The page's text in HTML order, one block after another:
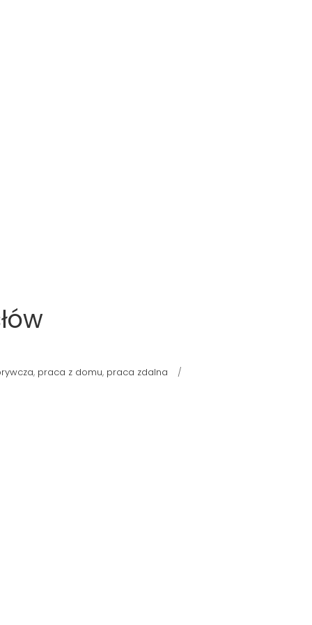
, praca z domu, praca zdalna